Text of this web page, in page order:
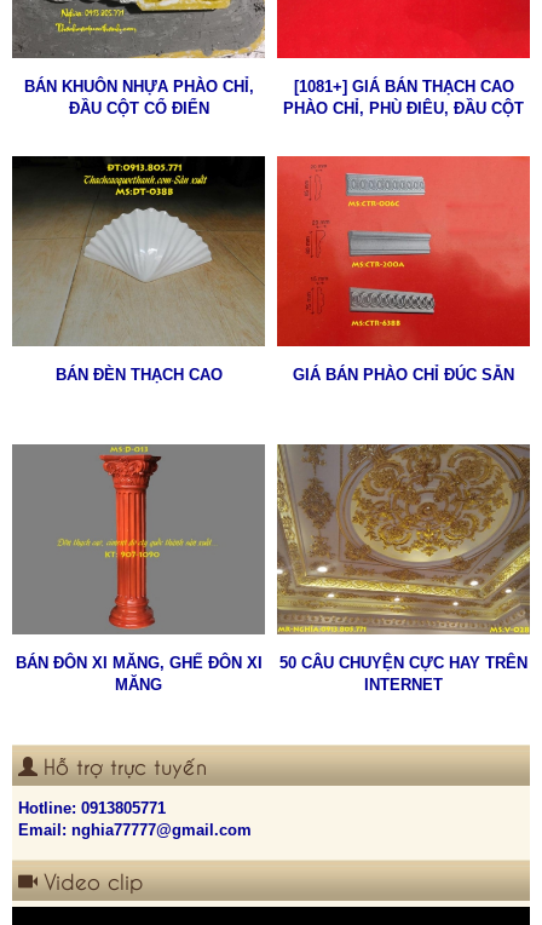
BÁN KHUÔN NHỰA PHÀO CHỈ,
ĐẦU CỘT CỔ ĐIỂN
[1081+] GIÁ BÁN THẠCH CAO
PHÀO CHỈ, PHÙ ĐIÊU, ĐẦU CỘT
BÁN ĐÈN THẠCH CAO GIÁ BÁN PHÀO CHỈ ĐÚC SẴN
BÁN ĐÔN XI MĂNG, GHẾ ĐÔN XI
MĂNG
50 CÂU CHUYỆN CỰC HAY TRÊN
INTERNET
Hỗ trợ trực tuyến
Hotline: 0913805771
Email: nghia77777@gmail.com
Video clip